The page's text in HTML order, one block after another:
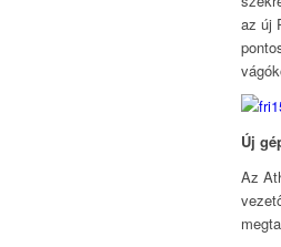
az új
Új
Az